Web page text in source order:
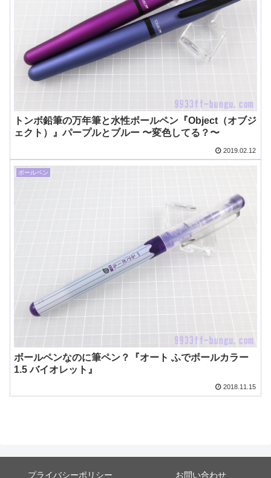
トンボ鉛筆の万年筆と水性ボールペン『Object（オブジ
ェクト）』パープルとブルー 〜変色してる？〜
2019.02.12
ボールペン
ボールペンなのに筆ペン？『オート ふでボールカラー
1.5 バイオレット』
2018.11.15
プライバシーポリシー お問い合わせ